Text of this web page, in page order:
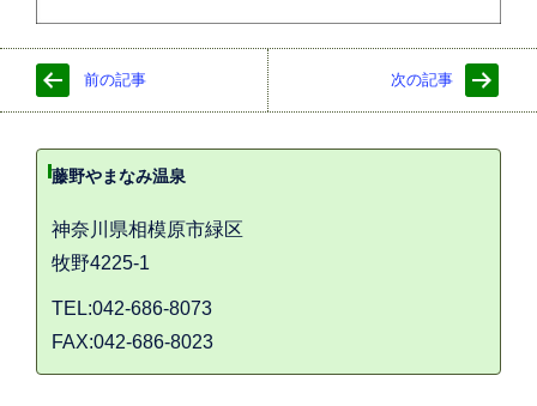
前の記事 次の記事
藤野やまなみ温泉
神奈川県相模原市緑区
牧野4225-1
TEL:042-686-8073
FAX:042-686-8023